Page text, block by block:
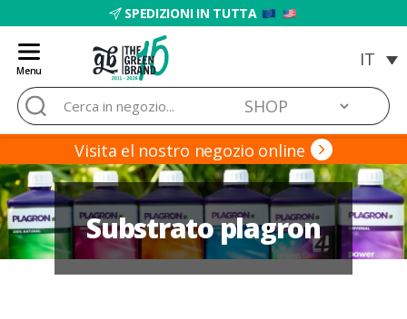
SPEDIZIONI IN TUTTA
Menu
Blog
de
Grow
Barato
Cerca:
Visita el nostro negozio online
Substrato plagron